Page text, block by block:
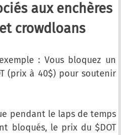
aux enchères
crowdloans
: Vous bloquez un
(prix à 40$) pour soutenir
pendant le laps de temps
bloqués, le prix du $DOT